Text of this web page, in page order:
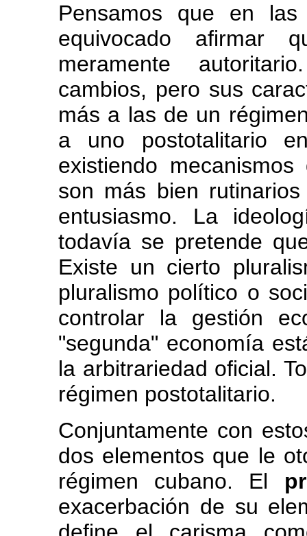
Pensamos que en las
equivocado afirmar
meramente
cambios, pero sus
más a las de un
a uno postotalitario
existiendo
son más bien
entusiasmo. La
todavía se pretende
Existe un cierto
pluralismo político o
controlar la gestión
"segunda" economía
la arbitrariedad oficial.
régimen postotalitario.
Conjuntamente con
dos elementos que le
régimen cubano. El
exacerbación de su